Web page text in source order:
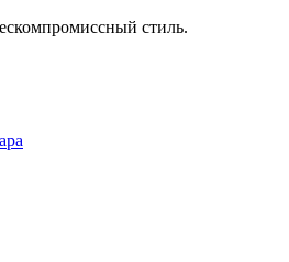
стиль.